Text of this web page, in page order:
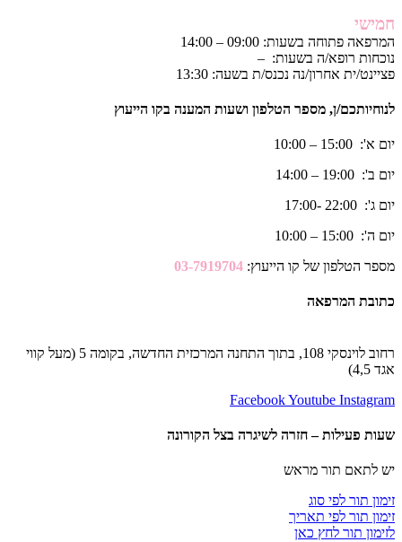
חמישי
המרפאה פתוחה בשעות: 09:00 – 14:00
נוכחות רופא/ה בשעות: –
פציינט/ית אחרון/נה נכנס/ת בשעה: 13:30
לנוחיותכם/ן, מספר הטלפון ושעות המענה בקו הייעוץ
יום א': 15:00 – 10:00
יום ב': 19:00 – 14:00
יום ג': 22:00 -17:00
יום ה': 15:00 – 10:00
מספר הטלפון של קו הייעוץ: 03-7919704
כתובת המרפאה
רחוב לוינסקי 108, בתוך התחנה המרכזית החדשה, בקומה 5 (מעל קווי
אגד 4,5)
FacebookYoutube Instagram
שעות פעילות – חזרה לשיגרה בצל הקורונה
יש לתאם תור מראש
זימון תור לפי סוג
זימון תור לפי תאריך
לזימון תור לחץ כאן